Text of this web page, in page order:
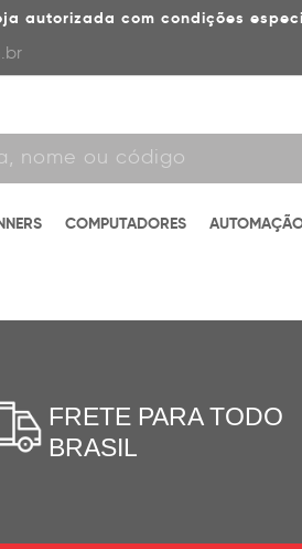
autorizada com condições
COMPUTADORES
FRETE PARA TODO
BRASIL